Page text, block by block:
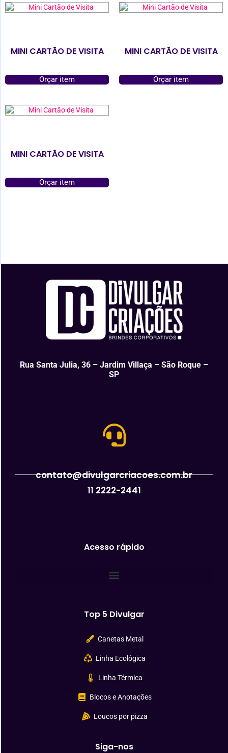
MINI CARTÃO DE VISITA
Orçar item
MINI CARTÃO DE VISITA
Orçar item
MINI CARTÃO DE VISITA
Orçar item
Rua Santa Julia, 36 – Jardim Villaça – São Roque –
SP
contato@divulgarcriacoes.com.br
11 2222-2441
Acesso rápido
Top 5 Divulgar
Canetas Metal
Linha Ecológica
Linha Térmica
Blocos e Anotações
Loucos por pizza
Siga-nos